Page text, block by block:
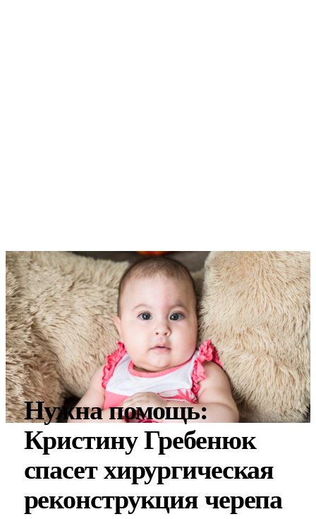
Нужна помощь:
Кристину Гребенюк
спасет хирургическая
реконструкция черепа